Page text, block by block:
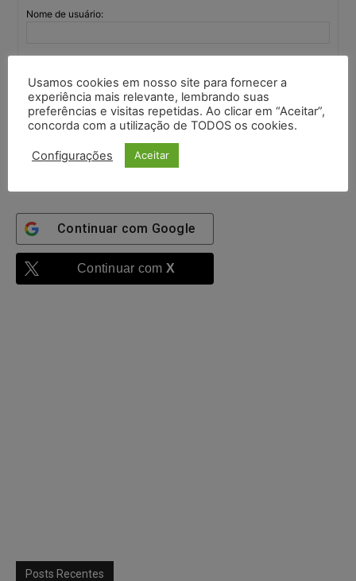
Nome de usuário:
Mantenha-me
autenticado
Entrar
Continuar com Google
Continuar com X
Posts Recentes
Usamos cookies em nosso site para fornecer a
experiência mais relevante, lembrando suas
preferências e visitas repetidas. Ao clicar em “Aceitar”,
concorda com a utilização de TODOS os cookies.
Configurações Aceitar